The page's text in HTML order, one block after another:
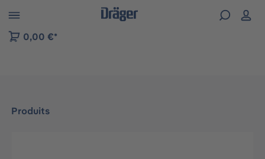
to B2B platform navigation
0,00 €*
Produits